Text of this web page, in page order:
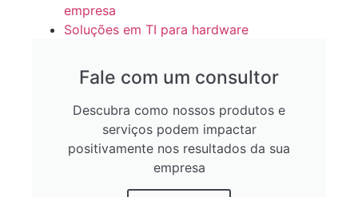
empresa
Soluções em TI para hardware
Fale com um consultor
Descubra como nossos produtos e
serviços podem impactar
positivamente nos resultados da sua
empresa